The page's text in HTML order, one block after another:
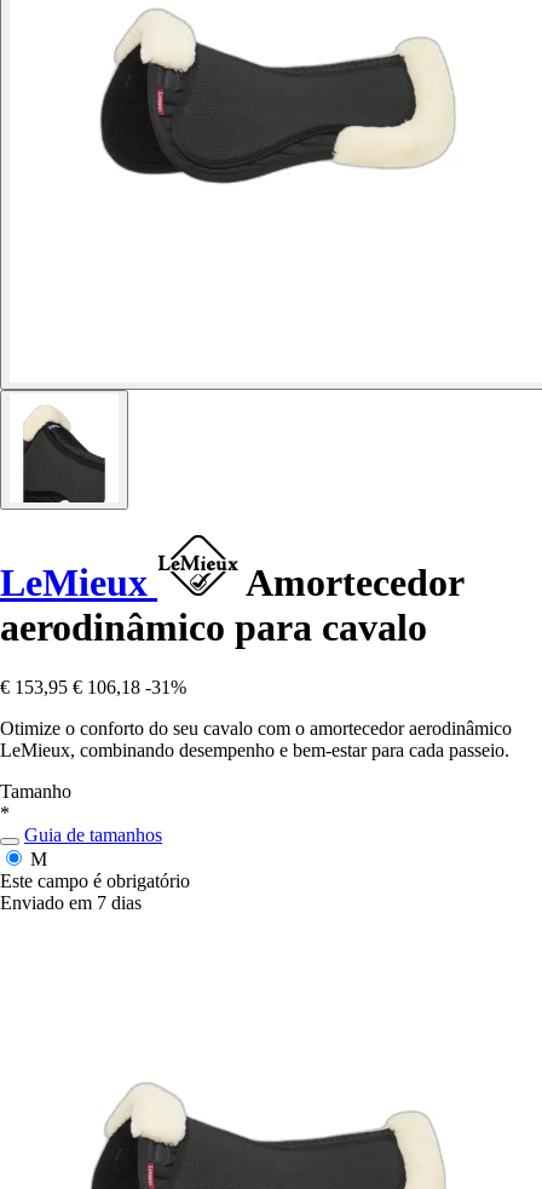
LeMieux
Amortecedor
aerodinâmico para cavalo
€ 153,95 € 106,18 -31%
Otimize o conforto do seu cavalo com o amortecedor aerodinâmico
LeMieux, combinando desempenho e bem-estar para cada passeio.
Tamanho
*
Guia de tamanhos
M
Este campo é obrigatório
Enviado em 7 dias